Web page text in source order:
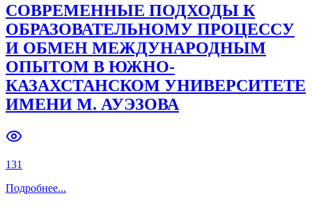
Previous slide Next slide
СОВРЕМЕННЫЕ ПОДХОДЫ К
ОБРАЗОВАТЕЛЬНОМУ ПРОЦЕССУ
И ОБМЕН МЕЖДУНАРОДНЫМ
ОПЫТОМ В ЮЖНО-
КАЗАХСТАНСКОМ УНИВЕРСИТЕТЕ
ИМЕНИ М. АУЭЗОВА
131
Подробнее...